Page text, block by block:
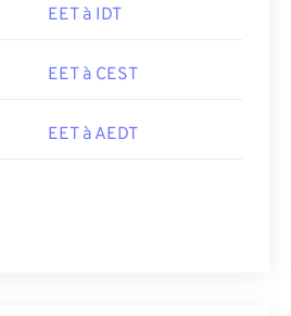
EET à IDT
EET à CEST
EET à AEDT